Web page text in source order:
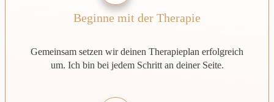
Beginne mit der Therapie
Gemeinsam setzen wir deinen Therapieplan erfolgreich
um. Ich bin bei jedem Schritt an deiner Seite.